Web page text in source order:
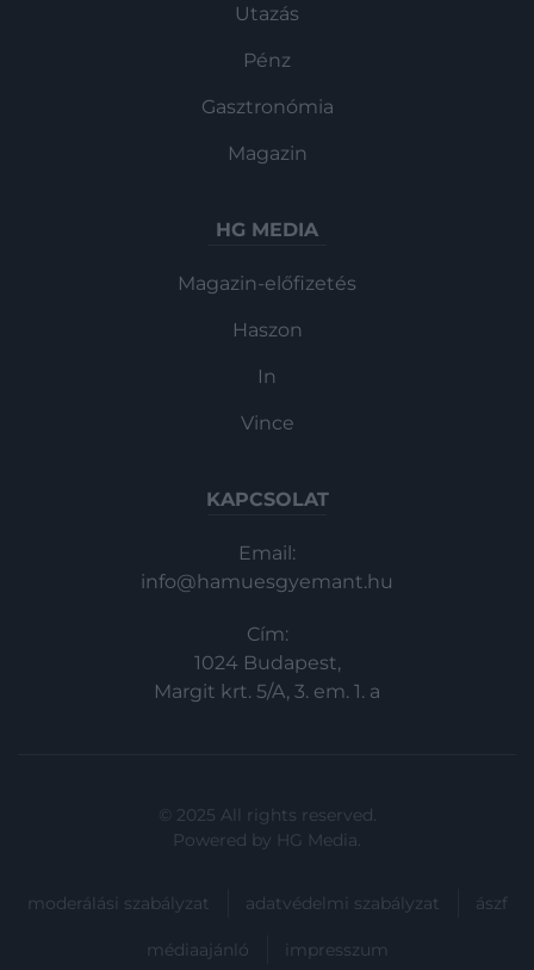
Utazás
Pénz
Gasztronómia
Magazin
HG MEDIA
Magazin-előfizetés
Haszon
In
Vince
KAPCSOLAT
Email:
info@hamuesgyemant.hu
Cím:
1024 Budapest,
Margit krt. 5/A, 3. em. 1. a
© 2025 All rights reserved.
Powered by HG Media.
moderálási szabályzat adatvédelmi szabályzat ászf
médiaajánló impresszum